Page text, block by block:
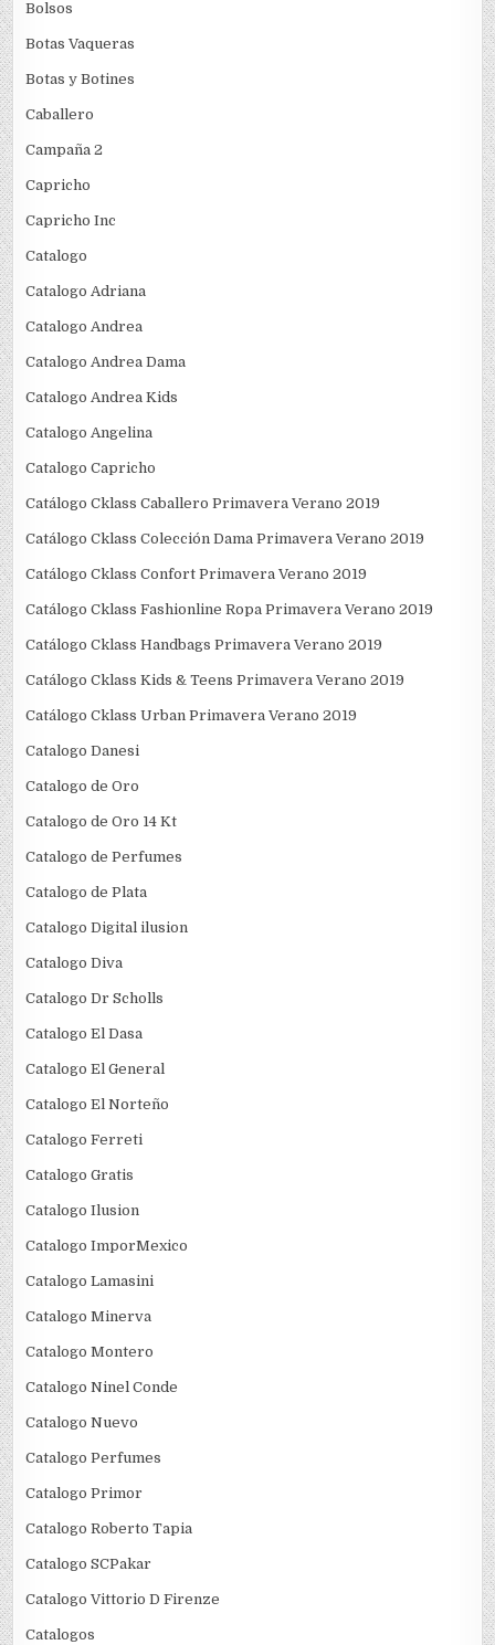
Bolsos
Botas Vaqueras
Botas y Botines
Caballero
Campaña 2
Capricho
Capricho Inc
Catalogo
Catalogo Adriana
Catalogo Andrea
Catalogo Andrea Dama
Catalogo Andrea Kids
Catalogo Angelina
Catalogo Capricho
Catálogo Cklass Caballero Primavera Verano 2019
Catálogo Cklass Colección Dama Primavera Verano 2019
Catálogo Cklass Confort Primavera Verano 2019
Catálogo Cklass Fashionline Ropa Primavera Verano 2019
Catálogo Cklass Handbags Primavera Verano 2019
Catálogo Cklass Kids & Teens Primavera Verano 2019
Catálogo Cklass Urban Primavera Verano 2019
Catalogo Danesi
Catalogo de Oro
Catalogo de Oro 14 Kt
Catalogo de Perfumes
Catalogo de Plata
Catalogo Digital ilusion
Catalogo Diva
Catalogo Dr Scholls
Catalogo El Dasa
Catalogo El General
Catalogo El Norteño
Catalogo Ferreti
Catalogo Gratis
Catalogo Ilusion
Catalogo ImporMexico
Catalogo Lamasini
Catalogo Minerva
Catalogo Montero
Catalogo Ninel Conde
Catalogo Nuevo
Catalogo Perfumes
Catalogo Primor
Catalogo Roberto Tapia
Catalogo SCPakar
Catalogo Vittorio D Firenze
Catalogos